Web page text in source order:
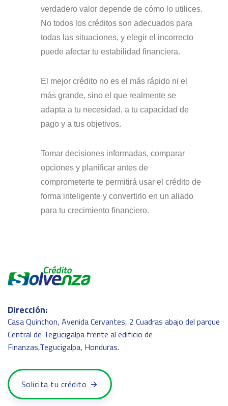
verdadero valor depende de cómo lo utilices.
No todos los créditos son adecuados para
todas las situaciones, y elegir el incorrecto
puede afectar tu estabilidad financiera.
El mejor crédito no es el más rápido ni el
más grande, sino el que realmente se
adapta a tu necesidad, a tu capacidad de
pago y a tus objetivos.
Tomar decisiones informadas, comparar
opciones y planificar antes de
comprometerte te permitirá usar el crédito de
forma inteligente y convertirlo en un aliado
para tu crecimiento financiero.
Dirección:
Casa Quinchon, Avenida Cervantes, 2 Cuadras abajo del parque
Central de Tegucigalpa frente al edificio de
Finanzas,Tegucigalpa, Honduras.
Solicita tu crédito